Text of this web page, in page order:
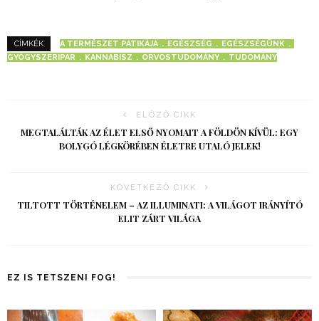
CÍMKÉK A TERMÉSZET PATIKÁJA EGÉSZSÉG
EGÉSZSÉGÜNK
GYÓGYSZERIPAR
KANNABISZ ORVOSTUDOMÁNY TUDOMÁNY
ELŐZŐ CIKK
MEGTALÁLTÁK AZ ÉLET ELSŐ NYOMAIT A FÖLDÖN KÍVÜL: EGY
BOLYGÓ LÉGKÖRÉBEN ÉLETRE UTALÓ JELEK!
KÖVETKEZŐ CIKK
TILTOTT TÖRTÉNELEM – AZ ILLUMINATI: A VILÁGOT IRÁNYÍTÓ
ELIT ZÁRT VILÁGA
EZ IS TETSZENI FOG!